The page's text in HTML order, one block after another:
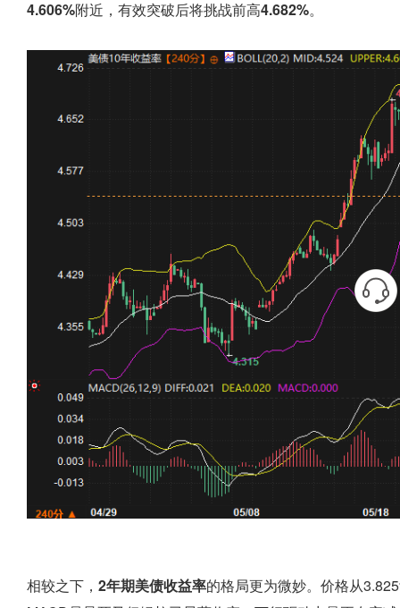
4.606%附近，有效突破后将挑战前高4.682%。
相较之下， 2年期美债收益率的格局更为微妙。价格从